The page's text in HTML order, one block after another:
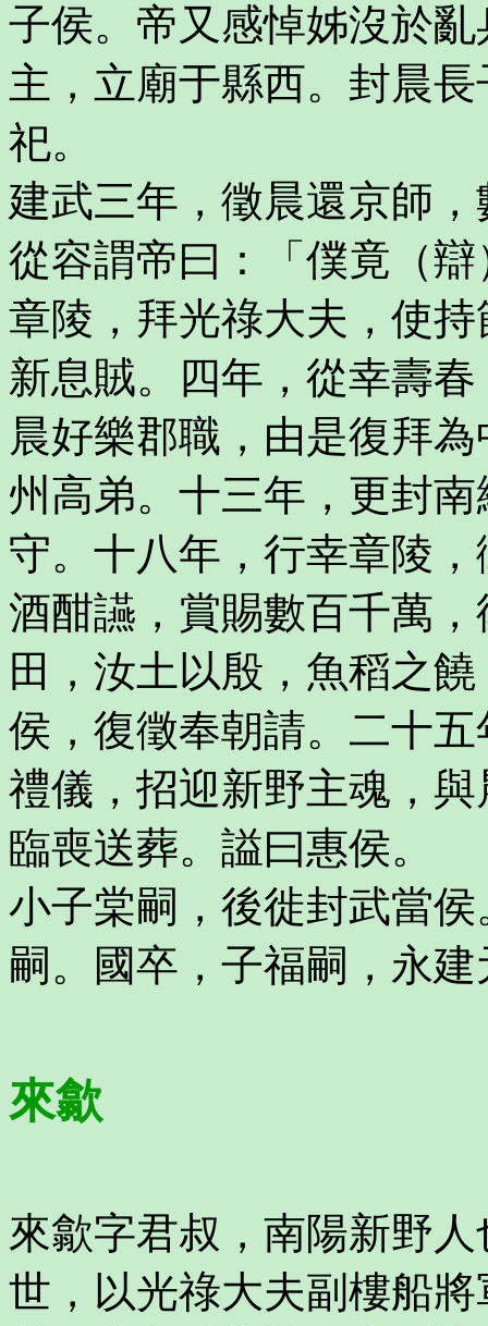
子侯。帝又感悼姊沒於
主，立廟于縣西。封晨
祀。
建武三年，徵晨還京師
從容謂帝曰：「僕竟（
章陵，拜光祿大夫，使
新息賊。四年，從幸壽
晨好樂郡職，由是復拜
州高弟。十三年，更封
守。十八年，行幸章陵
酒酣讌，賞賜數百千萬
田，汝土以殷，魚稻之
侯，復徵奉朝請。二十
禮儀，招迎新野主魂，
臨喪送葬。謚曰惠侯。
小子棠嗣，後徙封武當
嗣。國卒，子福嗣，永
來歙
來歙字君叔，南陽新野
世，以光祿大夫副樓船